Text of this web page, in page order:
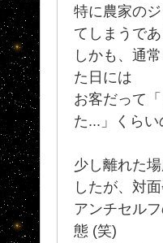
特に農家の
てしまうで
しかも、通
た日には
お客だって
た...」くらい
少し離れた
したが、対
アンチセル
態 (笑)